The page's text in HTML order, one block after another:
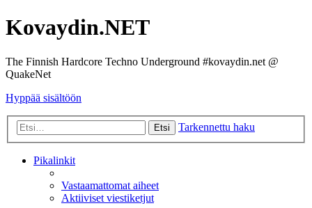
Kovaydin.NET
The Finnish Hardcore Techno Underground #kovaydin.net @
QuakeNet
Hyppää sisältöön
Etsi Tarkennettu haku
Pikalinkit
Vastaamattomat aiheet
Aktiiviset viestiketjut